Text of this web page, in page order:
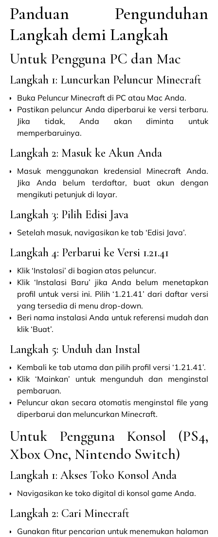
Panduan Pengunduhan
Langkah demi Langkah
Untuk Pengguna PC dan Mac
Langkah 1: Luncurkan Peluncur Minecraft
Buka Peluncur Minecraft di PC atau Mac Anda.
Pastikan peluncur Anda diperbarui ke versi terbaru.
Jika tidak, Anda akan diminta untuk
memperbaruinya.
Langkah 2: Masuk ke Akun Anda
Masuk menggunakan kredensial Minecraft Anda.
Jika Anda belum terdaftar, buat akun dengan
mengikuti petunjuk di layar.
Langkah 3: Pilih Edisi Java
Setelah masuk, navigasikan ke tab ‘Edisi Java’.
Langkah 4: Perbarui ke Versi 1.21.41
Klik ‘Instalasi’ di bagian atas peluncur.
Klik ‘Instalasi Baru’ jika Anda belum menetapkan
profil untuk versi ini. Pilih ‘1.21.41’ dari daftar versi
yang tersedia di menu drop-down.
Beri nama instalasi Anda untuk referensi mudah dan
klik ‘Buat’.
Langkah 5: Unduh dan Instal
Kembali ke tab utama dan pilih profil versi ‘1.21.41’.
Klik ‘Mainkan’ untuk mengunduh dan menginstal
pembaruan.
Peluncur akan secara otomatis menginstal file yang
diperbarui dan meluncurkan Minecraft.
Untuk Pengguna Konsol (PS4,
Xbox One, Nintendo Switch)
Langkah 1: Akses Toko Konsol Anda
Navigasikan ke toko digital di konsol game Anda.
Langkah 2: Cari Minecraft
Gunakan fitur pencarian untuk menemukan halaman